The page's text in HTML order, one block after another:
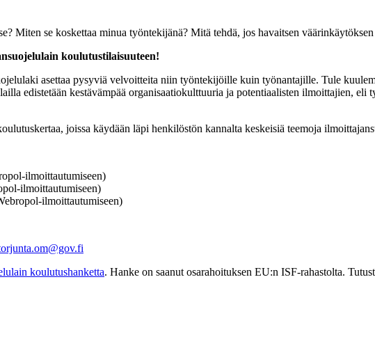
Miten se koskettaa minua työntekijänä? Mitä tehdä, jos havaitsen väärinkäytöksen
koulutustilaisuuteen!
asettaa pysyviä velvoitteita niin työntekijöille kuin työnantajille. Tule
edistetään kestävämpää organisaatiokulttuuria ja potentiaalisten ilmoittajien, eli
joissa käydään läpi henkilöstön kannalta keskeisiä teemoja
ilmoittautumiseen)
ilmoittautumiseen)
ilmoittautumiseen)
koulutushanketta. Hanke on saanut osarahoituksen EU:n ISF-rahastolta.